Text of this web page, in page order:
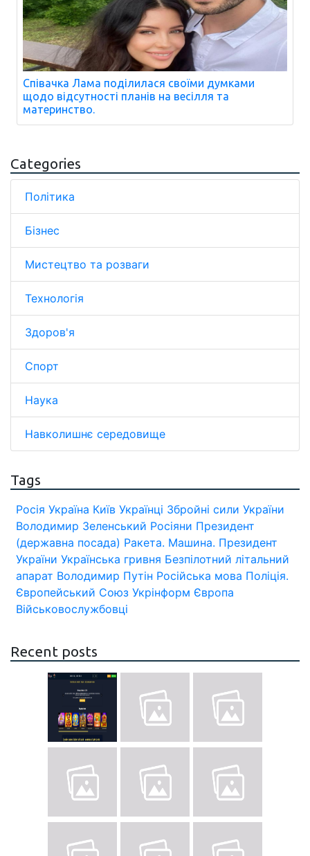
Співачка Лама поділилася своїми думками
щодо відсутності планів на весілля та
материнство.
Categories
Політика
Бізнес
Мистецтво та розваги
Технологія
Здоров'я
Спорт
Наука
Навколишнє середовище
Tags
Росія Україна Київ Українці Збройні сили України
Володимир Зеленський Росіяни Президент
(державна посада) Ракета. Машина. Президент
України Українська гривня Безпілотний літальний
апарат Володимир Путін Російська мова Поліція.
Європейський Союз Укрінформ Європа
Військовослужбовці
Recent posts